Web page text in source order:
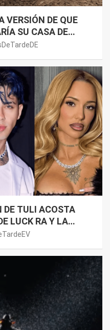
VERSIÓN DE QUE
SU CASA DE
DE ALGÚN
DE TULI ACOSTA
LUCK RA Y LA